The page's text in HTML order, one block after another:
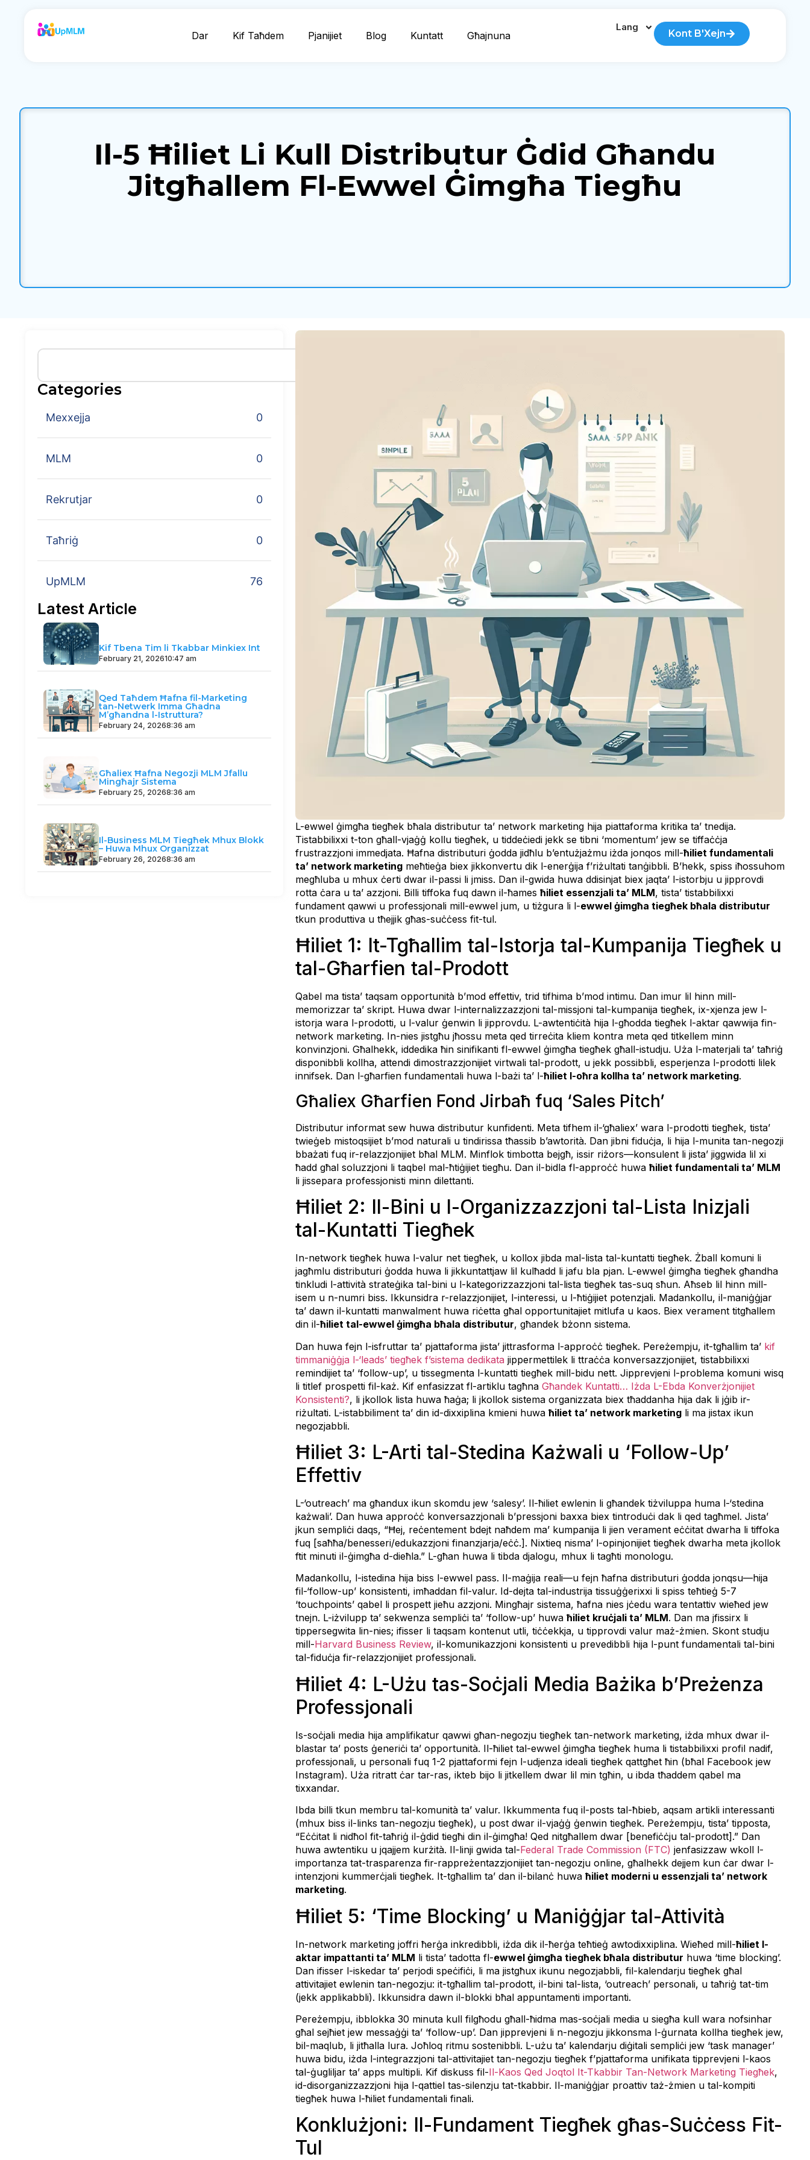
Dar Kif Taħdem Pjanijiet Blog Kuntatt Għajnuna
Lang
Kont B'Xejn
Il-5 Ħiliet Li Kull Distributur Ġdid Għandu
Jitgħallem Fl-Ewwel Ġimgħa Tiegħu
Categories
Mexxejja 0
MLM 0
Rekrutjar 0
Taħriġ 0
UpMLM 76
Latest Article
February 21, 202610:47 am
Kif Tbena Tim li Tkabbar Minkiex Int
February 24, 20268:36 am
Qed Taħdem Ħafna fil-Marketing
tan-Netwerk Imma Għadna
M’għandna l-Istruttura?
February 25, 20268:36 am
Għaliex Ħafna Negozji MLM Jfallu
Mingħajr Sistema
February 26, 20268:36 am
Il-Business MLM Tiegħek Mhux Blokk
– Huwa Mhux Organizzat
L-ewwel ġimgħa tiegħek bħala distributur ta’ network marketing hija piattaforma kritika ta’ tnedija.
Tistabbilixxi t-ton għall-vjaġġ kollu tiegħek, u tiddeċiedi jekk se tibni ‘momentum’ jew se tiffaċċja
frustrazzjoni immedjata. Ħafna distributuri ġodda jidħlu b’entużjażmu iżda jonqos mill-ħiliet fundamentali
ta’ network marketing meħtieġa biex jikkonvertu dik l-enerġija f’riżultati tanġibbli. B’hekk, spiss iħossuhom
megħluba u mhux ċerti dwar il-passi li jmiss. Dan il-gwida huwa ddisinjat biex jaqta’ l-istorbju u jipprovdi
rotta ċara u ta’ azzjoni. Billi tiffoka fuq dawn il-ħames ħiliet essenzjali ta’ MLM, tista’ tistabbilixxi
fundament qawwi u professjonali mill-ewwel jum, u tiżgura li l-ewwel ġimgħa tiegħek bħala distributur
tkun produttiva u tħejjik għas-suċċess fit-tul.
Ħiliet 1: It-Tgħallim tal-Istorja tal-Kumpanija Tiegħek u
tal-Għarfien tal-Prodott
Qabel ma tista’ taqsam opportunità b’mod effettiv, trid tifhima b’mod intimu. Dan imur lil hinn mill-
memorizzar ta’ skript. Huwa dwar l-internalizzazzjoni tal-missjoni tal-kumpanija tiegħek, ix-xjenza jew l-
istorja wara l-prodotti, u l-valur ġenwin li jipprovdu. L-awtentiċità hija l-għodda tiegħek l-aktar qawwija fin-
network marketing. In-nies jistgħu jħossu meta qed tirreċita kliem kontra meta qed titkellem minn
konvinzjoni. Għalhekk, iddedika ħin sinifikanti fl-ewwel ġimgħa tiegħek għall-istudju. Uża l-materjali ta’ taħriġ
disponibbli kollha, attendi dimostrazzjonijiet virtwali tal-prodott, u jekk possibbli, esperjenza l-prodotti lilek
innifsek. Dan l-għarfien fundamentali huwa l-bażi ta’ l-ħiliet l-oħra kollha ta’ network marketing.
Għaliex Għarfien Fond Jirbaħ fuq ‘Sales Pitch’
Distributur informat sew huwa distributur kunfidenti. Meta tifhem il-‘għaliex’ wara l-prodotti tiegħek, tista’
twieġeb mistoqsijiet b’mod naturali u tindirissa tħassib b’awtorità. Dan jibni fiduċja, li hija l-munita tan-negozji
bbażati fuq ir-relazzjonijiet bħal MLM. Minflok timbotta bejgħ, issir riżors—konsulent li jista’ jiggwida lil xi
ħadd għal soluzzjoni li taqbel mal-ħtiġijiet tiegħu. Dan il-bidla fl-approċċ huwa ħiliet fundamentali ta’ MLM
li jissepara professjonisti minn dilettanti.
Ħiliet 2: Il-Bini u l-Organizzazzjoni tal-Lista Inizjali
tal-Kuntatti Tiegħek
In-network tiegħek huwa l-valur net tiegħek, u kollox jibda mal-lista tal-kuntatti tiegħek. Żball komuni li
jagħmlu distributuri ġodda huwa li jikkuntattjaw lil kulħadd li jafu bla pjan. L-ewwel ġimgħa tiegħek għandha
tinkludi l-attività strateġika tal-bini u l-kategorizzazzjoni tal-lista tiegħek tas-suq sħun. Aħseb lil hinn mill-
isem u n-numri biss. Ikkunsidra r-relazzjonijiet, l-interessi, u l-ħtiġijiet potenzjali. Madankollu, il-maniġġjar
ta’ dawn il-kuntatti manwalment huwa riċetta għal opportunitajiet mitlufa u kaos. Biex verament titgħallem
din il-ħiliet tal-ewwel ġimgħa bħala distributur, għandek bżonn sistema.
Dan huwa fejn l-isfruttar ta’ pjattaforma jista’ jittrasforma l-approċċ tiegħek. Pereżempju, it-tgħallim ta’ kif
timmaniġġja l-‘leads’ tiegħek f’sistema dedikata jippermettilek li ttraċċa konversazzjonijiet, tistabbilixxi
remindijiet ta’ ‘follow-up’, u tissegmenta l-kuntatti tiegħek mill-bidu nett. Jipprevjeni l-problema komuni wisq
li titlef prospetti fil-każ. Kif enfasizzat fl-artiklu tagħna Għandek Kuntatti… Iżda L-Ebda Konverżjonijiet
Konsistenti?, li jkollok lista huwa ħaġa; li jkollok sistema organizzata biex tħaddanha hija dak li jġib ir-
riżultati. L-istabbiliment ta’ din id-dixxiplina kmieni huwa ħiliet ta’ network marketing li ma jistax ikun
negozjabbli.
Ħiliet 3: L-Arti tal-Stedina Każwali u ‘Follow-Up’
Effettiv
L-‘outreach’ ma għandux ikun skomdu jew ‘salesy’. Il-ħiliet ewlenin li għandek tiżviluppa huma l-‘stedina
każwali’. Dan huwa approċċ konversazzjonali b’pressjoni baxxa biex tintroduċi dak li qed tagħmel. Jista’
jkun sempliċi daqs, “Ħej, reċentement bdejt naħdem ma’ kumpanija li jien verament eċċitat dwarha li tiffoka
fuq [saħħa/benesseri/edukazzjoni finanzjarja/eċċ.]. Nixtieq nisma’ l-opinjonijiet tiegħek dwarha meta jkollok
ftit minuti il-ġimgħa d-dieħla.” L-għan huwa li tibda djalogu, mhux li tagħti monologu.
Madankollu, l-istedina hija biss l-ewwel pass. Il-maġija reali—u fejn ħafna distributuri ġodda jonqsu—hija
fil-‘follow-up’ konsistenti, imħaddan fil-valur. Id-dejta tal-industrija tissuġġerixxi li spiss teħtieġ 5-7
‘touchpoints’ qabel li prospett jieħu azzjoni. Mingħajr sistema, ħafna nies jċedu wara tentattiv wieħed jew
tnejn. L-iżvilupp ta’ sekwenza sempliċi ta’ ‘follow-up’ huwa ħiliet kruċjali ta’ MLM. Dan ma jfissirx li
tippersegwita lin-nies; ifisser li taqsam kontenut utli, tiċċekkja, u tipprovdi valur maż-żmien. Skont studju
mill-Harvard Business Review, il-komunikazzjoni konsistenti u prevedibbli hija l-punt fundamentali tal-bini
tal-fiduċja fir-relazzjonijiet professjonali.
Ħiliet 4: L-Użu tas-Soċjali Media Bażika b’Preżenza
Professjonali
Is-soċjali media hija amplifikatur qawwi għan-negozju tiegħek tan-network marketing, iżda mhux dwar il-
blastar ta’ posts ġeneriċi ta’ opportunità. Il-ħiliet tal-ewwel ġimgħa tiegħek huma li tistabbilixxi profil nadif,
professjonali, u personali fuq 1-2 pjattaformi fejn l-udjenza ideali tiegħek qattgħet ħin (bħal Facebook jew
Instagram). Uża ritratt ċar tar-ras, ikteb bijo li jitkellem dwar lil min tgħin, u ibda tħaddem qabel ma
tixxandar.
Ibda billi tkun membru tal-komunità ta’ valur. Ikkummenta fuq il-posts tal-ħbieb, aqsam artikli interessanti
(mhux biss il-links tan-negozju tiegħek), u post dwar il-vjaġġ ġenwin tiegħek. Pereżempju, tista’ tipposta,
“Eċċitat li nidħol fit-taħriġ il-ġdid tiegħi din il-ġimgħa! Qed nitgħallem dwar [benefiċċju tal-prodott].” Dan
huwa awtentiku u jqajjem kurżità. Il-linji gwida tal-Federal Trade Commission (FTC) jenfasizzaw wkoll l-
importanza tat-trasparenza fir-rappreżentazzjonijiet tan-negozju online, għalhekk dejjem kun ċar dwar l-
intenzjoni kummerċjali tiegħek. It-tgħallim ta’ dan il-bilanċ huwa ħiliet moderni u essenzjali ta’ network
marketing.
Ħiliet 5: ‘Time Blocking’ u Maniġġjar tal-Attività
In-network marketing joffri ħerġa inkredibbli, iżda dik il-ħerġa teħtieġ awtodixxiplina. Wieħed mill-ħiliet l-
aktar impattanti ta’ MLM li tista’ tadotta fl-ewwel ġimgħa tiegħek bħala distributur huwa ‘time blocking’.
Dan ifisser l-iskedar ta’ perjodi speċifiċi, li ma jistgħux ikunu negozjabbli, fil-kalendarju tiegħek għal
attivitajiet ewlenin tan-negozju: it-tgħallim tal-prodott, il-bini tal-lista, ‘outreach’ personali, u taħriġ tat-tim
(jekk applikabbli). Ikkunsidra dawn il-blokki bħal appuntamenti importanti.
Pereżempju, ibblokka 30 minuta kull filgħodu għall-ħidma mas-soċjali media u siegħa kull wara nofsinhar
għal sejħiet jew messaġġi ta’ ‘follow-up’. Dan jipprevjeni li n-negozju jikkonsma l-ġurnata kollha tiegħek jew,
bil-maqlub, li jitħalla lura. Joħloq ritmu sostenibbli. L-użu ta’ kalendarju diġitali sempliċi jew ‘task manager’
huwa bidu, iżda l-integrazzjoni tal-attivitajiet tan-negozju tiegħek f’pjattaforma unifikata tipprevjeni l-kaos
tal-ġugliljar ta’ apps multipli. Kif diskuss fil-Il-Kaos Qed Joqtol It-Tkabbir Tan-Network Marketing Tiegħek,
id-disorganizzazzjoni hija l-qattiel tas-silenzju tat-tkabbir. Il-maniġġjar proattiv taż-żmien u tal-kompiti
tiegħek huwa l-ħiliet fundamentali finali.
Konklużjoni: Il-Fundament Tiegħek għas-Suċċess Fit-
Tul